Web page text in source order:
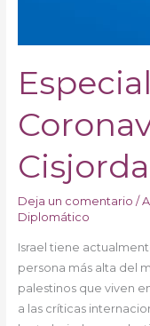
Deja un comentario /
Diplomático
Israel tiene
persona más alta del
palestinos que viven
a las críticas